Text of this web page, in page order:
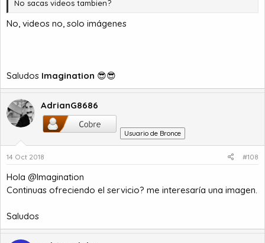
No sacas videos tambien?
No, videos no, solo imágenes
Saludos Imagination 😎😎
AdrianG8686
Usuario de Bronce
14 Oct 2018 #108
Hola @Imagination
Continuas ofreciendo el servicio? me interesaría una imagen.
Saludos